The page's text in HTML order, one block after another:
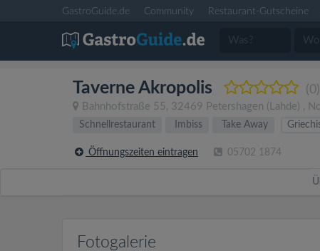
GastroGuide.de Community Restaurant-Gutscheine
Taverne Akropolis (0)
Bahnhofstraße 55 , 32469 Petershagen (Lahde) ,
Schnellrestaurant
Imbiss Take Away
Öffnungszeiten eintragen 05702 1874
Fotogalerie